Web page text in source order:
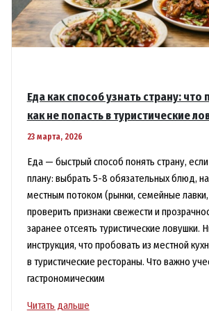
Еда как способ узнать страну: что
как не попасть в туристические
23 марта, 2026
Еда — быстрый способ понять страну,
плану: выбрать 5-8 обязательных блюд,
местным потоком (рынки, семейные
проверить признаки свежести и
заранее отсеять туристические ловушки.
инструкция, что пробовать из местной
в туристические рестораны. Что важно
гастрономическим
Еда
Читать дальше